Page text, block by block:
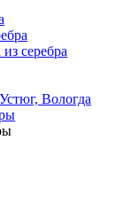
серебра
Вологда